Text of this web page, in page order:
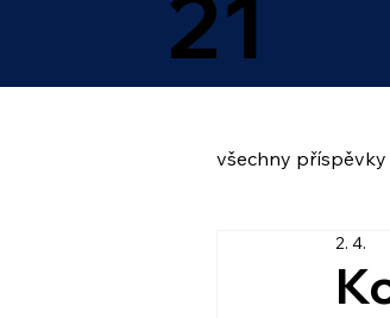
21
všechny příspěvky
2. 4.